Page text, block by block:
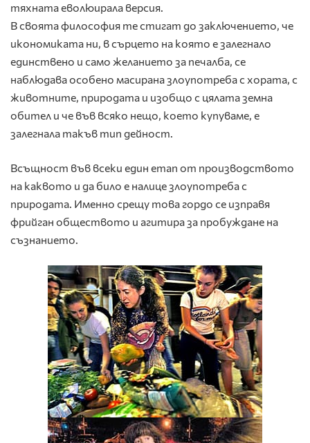
тяхната еволюирала версия.
В своята философия те стигат до заключението, че
икономиката ни, в сърцето на която е залегнало
единствено и само желанието за печалба, се
наблюдава особено масирана злоупотреба с хората, с
животните, природата и изобщо с цялата земна
обител и че във всяко нещо, което купуваме, е
залегнала такъв тип дейност.
Всъщност във всеки един етап от производството
на каквото и да било е налице злоупотреба с
природата. Именно срещу това гордо се изправя
фрийган обществото и агитира за пробуждане на
съзнанието.